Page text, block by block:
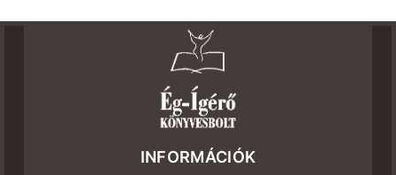
INFORMÁCIÓK